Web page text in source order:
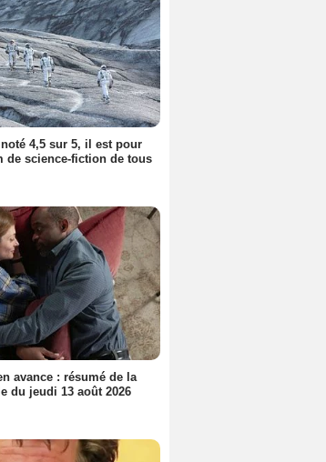
4,5 sur 5, il est pour
de science-fiction de tous
avance : résumé de la
du jeudi 13 août 2026